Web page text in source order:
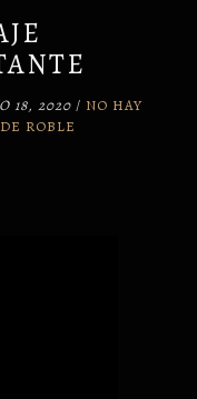
18, 2020 / NO HAY
ROBLE